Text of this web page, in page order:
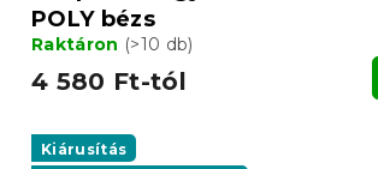
POLY bézs
Raktáron (>10 db)
4 580 Ft-tól
Kiárusítás